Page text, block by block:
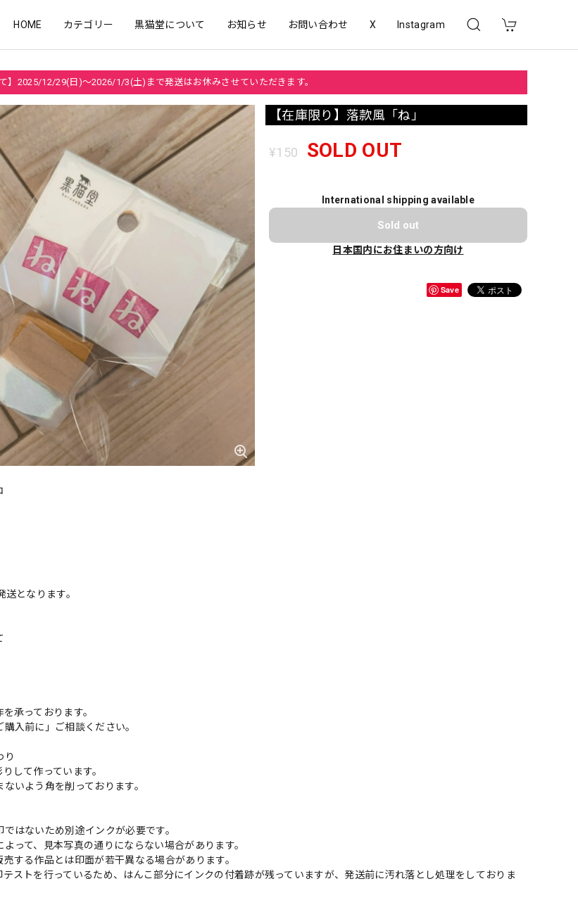
HOME カテゴリー 黒猫堂について お知らせ お問い合わせ X Instagram
】2025/12/29(日)～2026/1/3(土)まで発送はお休みさせていただきます。
【在庫限り】落款風「ね」
¥150 SOLD OUT
International shipping available
Sold out
日本国内にお住まいの方向け
Save
となります。
承っております。
入前に」ご相談ください。
り
して作っています。
いよう角を削っております。
はないため別途インクが必要です。
って、見本写真の通りにならない場合があります。
する作品とは印面が若干異なる場合があります。
テストを行っているため、はんこ部分にインクの付着跡が残っていますが、発送前に汚れ落とし処理をしておりま